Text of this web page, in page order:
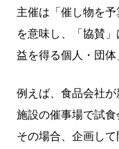
主催は「催し物を予
を意味し、「協賛
益を得る個人・団体
例えば、食品会社
施設の催事場で試食
その場合、企画して